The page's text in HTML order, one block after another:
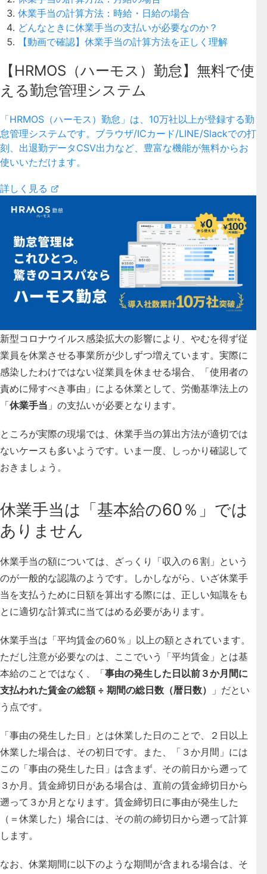
休業手当の計算方法：時給・日給の場合
どんなときに休業手当の支払いが必要なのか？
【動画で確認】休業手当の計算方法を正しく理解
【HRMOS（ハーモス）勤怠】無料で使
える勤怠管理システム
「HRMOS（ハーモス）勤怠」は、10万社以上が登録する勤
怠管理システムです。ブラウザ/ICカード/LINE/Slackでの打
刻、出退勤データCSV出力など、豊富な機能が無料からお
使いいただけます。
詳しく見る
新型コロナウイルス感染拡大の影響により、やむを得ず従
業員を休業させる事業所が少しずつ増えています。実際に
感染したわけではない従業員を休ませる場合、
「使用者の
責めに帰すべき事由」による休業として、労働基準法上の
「休業手当 」の支払いが必要となります。
ところが実際の現場では、休業手当の算出方法が適切では
ないケースも多いようです。いま一度、しっかり確認して
おきましょう。
休業手当は「基本給の60％」では
ありません
休業手当の額については、ざっくり「収入の６割」という
のが一般的な認識のようです。しかしながら、いざ休業手
当を支払うために日額を算出する際には、正しい知識をも
とに適切な計算式に当てはめる必要があります。
休業手当は「平均賃金の60％」以上の額とされています。
ただし注意が必要なのは、ここでいう「平均賃金」とは基
本給のことではなく、「事由の発生した日以前３か月間に
支払われた賃金の総額 ÷ 期間の総日数（暦日数）
」だとい
う点です。
「事由の発生した日」とは休業した日のことで、２日以上
休業した場合は、その初日です。また、「３か月間」には
この「事由の発生した日」は含まず、その前日から遡って
３か月。賃金締切日がある場合は、直前の賃金締切日から
遡って３か月となります。賃金締切日に事由が発生した
（＝休業した）場合には、その前の締切日から遡って計算
します。
なお、休業期間に以下のような期間が含まれる場合は、そ